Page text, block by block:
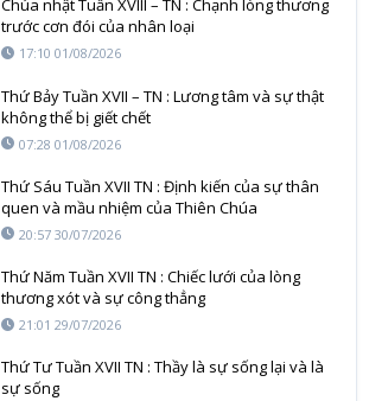
Chúa nhật Tuần XVIII – TN : Chạnh lòng thương
trước cơn đói của nhân loại
17:10 01/08/2026
Thứ Bảy Tuần XVII – TN : Lương tâm và sự thật
không thể bị giết chết
07:28 01/08/2026
Thứ Sáu Tuần XVII TN : Định kiến của sự thân
quen và mầu nhiệm của Thiên Chúa
20:57 30/07/2026
Thứ Năm Tuần XVII TN : Chiếc lưới của lòng
thương xót và sự công thẳng
21:01 29/07/2026
Thứ Tư Tuần XVII TN : Thầy là sự sống lại và là
sự sống